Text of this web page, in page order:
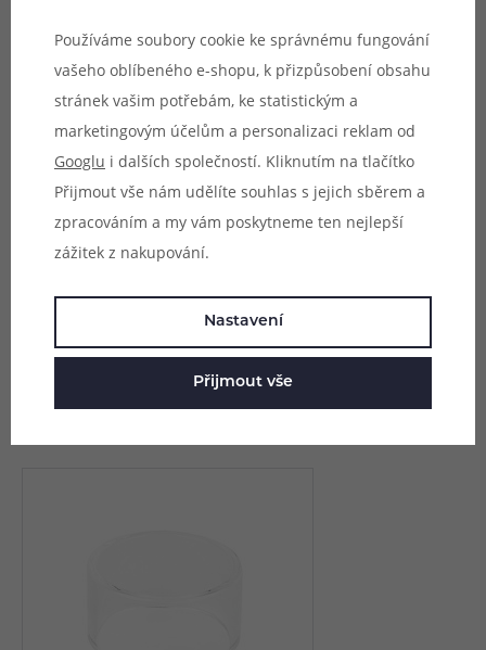
orientační a není zaručena kompatibilita s
jinými modely atomizérů, byť se mohou
rozměrově shodovat.
Parametry
Používáme soubory cookie ke správnému fungování
vašeho oblíbeného e-shopu, k přizpůsobení obsahu
stránek vašim potřebám, ke statistickým a
marketingovým účelům a personalizaci reklam od
Googlu i dalších společností. Kliknutím na tlačítko
Přijmout vše nám udělíte souhlas s jejich sběrem a
zpracováním a my vám poskytneme ten nejlepší
zážitek z nakupování.
Nastavení
Přijmout vše